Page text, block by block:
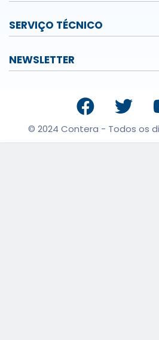
SERVIÇO TÉCNICO
NEWSLETTER
© 2024 Contera - Todos os